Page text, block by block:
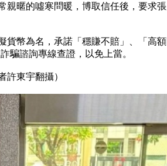
暱的噓寒問暖，博取信任後，要求
幣為名，承諾「穩賺不賠」、「高
騙諮詢專線查證，以免上當。
許東宇翻攝）